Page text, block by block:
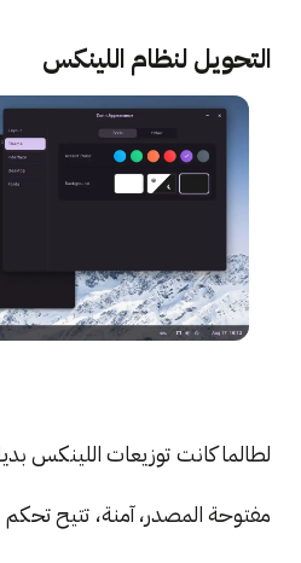
التحويل لنظام اللينكس
لطالما كانت توزيعات اللينكس
مفتوحة المصدر، آمنة، تتيح